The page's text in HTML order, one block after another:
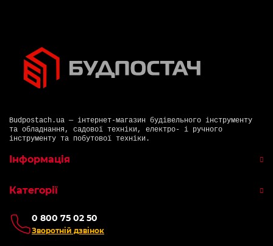
Budpostach.ua — інтернет-магазин будівельного інструменту
та обладнання, садової техніки, електро- і ручного
інструменту та побутової техніки.
0 800 75 02 50
Зворотній дзвінок
Інформація
Категорії